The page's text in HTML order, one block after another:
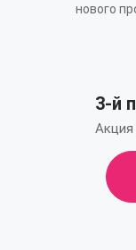
нового
3-й
Акция